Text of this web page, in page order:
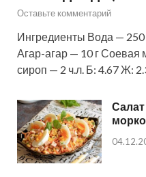
Оставьте комментарий
Ингредиенты Вода —
Агар-агар — 10 г Соевая
сироп — 2 ч.л. Б: 4.67 Ж:
Салат